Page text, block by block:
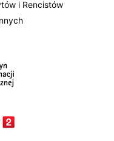
i Rencistów